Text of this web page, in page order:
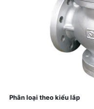
Phân loại theo kiểu lắp